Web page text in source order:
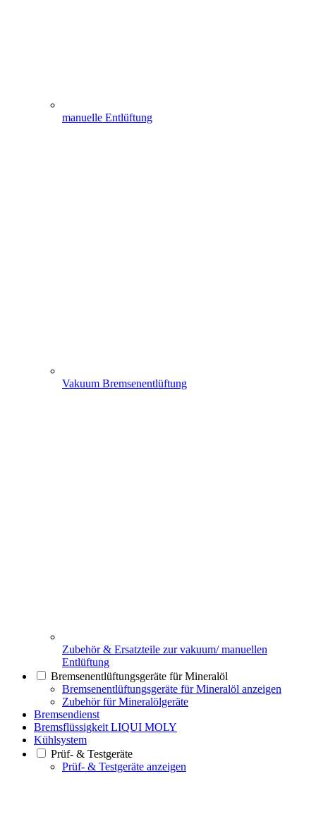
manuelle Entlüftung
Vakuum Bremsenentlüftung
Zubehör & Ersatzteile zur vakuum/ manuellen
Entlüftung
Bremsenentlüftungsgeräte für Mineralöl
Bremsenentlüftungsgeräte für Mineralöl anzeigen
Zubehör für Mineralölgeräte
Bremsendienst
Bremsflüssigkeit LIQUI MOLY
Kühlsystem
Prüf- & Testgeräte
Prüf- & Testgeräte anzeigen